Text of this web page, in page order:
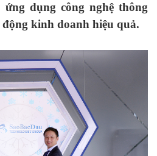
dụng công nghệ thông
kinh doanh hiệu quả.